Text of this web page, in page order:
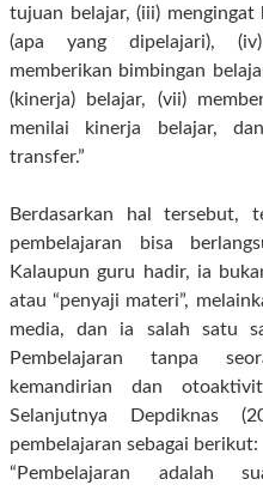
tujuan belajar, (iii)
(apa yang dipelajari),
memberikan bimbingan
(kinerja) belajar, (vii)
menilai kinerja belajar,
transfer.”
Berdasarkan hal tersebut,
pembelajaran bisa
Kalaupun guru hadir, ia
atau “penyaji materi”,
media, dan ia salah satu
Pembelajaran tanpa
kemandirian dan
Selanjutnya Depdiknas
pembelajaran sebagai berikut:
“Pembelajaran adalah